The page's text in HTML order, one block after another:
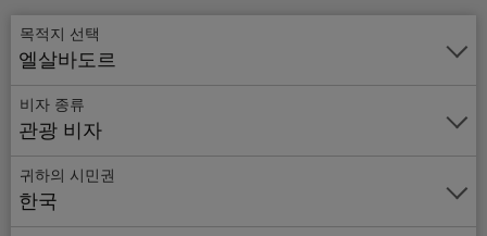
목적지 선택
엘살바도르
비자 종류
관광 비자
귀하의 시민권
한국